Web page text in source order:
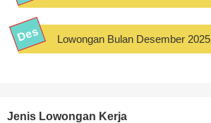
Lowongan Bulan Desember 2025
Jenis Lowongan Kerja